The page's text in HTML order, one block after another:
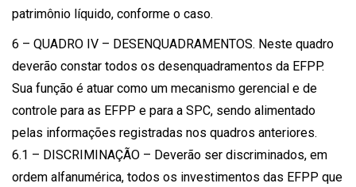
patrimônio líquido, conforme o caso.
6 – QUADRO IV – DESENQUADRAMENTOS. Neste quadro
deverão constar todos os desenquadramentos da EFPP.
Sua função é atuar como um mecanismo gerencial e de
controle para as EFPP e para a SPC, sendo alimentado
pelas informações registradas nos quadros anteriores.
6.1 – DISCRIMINAÇÃO – Deverão ser discriminados, em
ordem alfanumérica, todos os investimentos das EFPP que